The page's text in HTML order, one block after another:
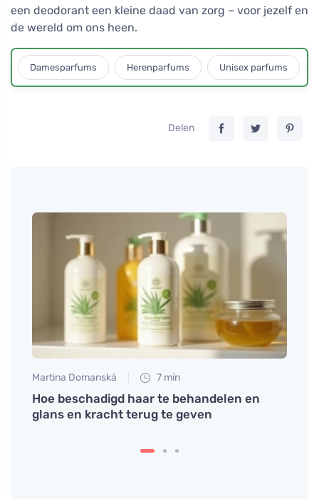
een deodorant een kleine daad van zorg – voor jezelf en
de wereld om ons heen.
Damesparfums Herenparfums Unisex parfums
Delen
Martina Domanská 7 min
Hoe beschadigd haar te behandelen en
glans en kracht terug te geven